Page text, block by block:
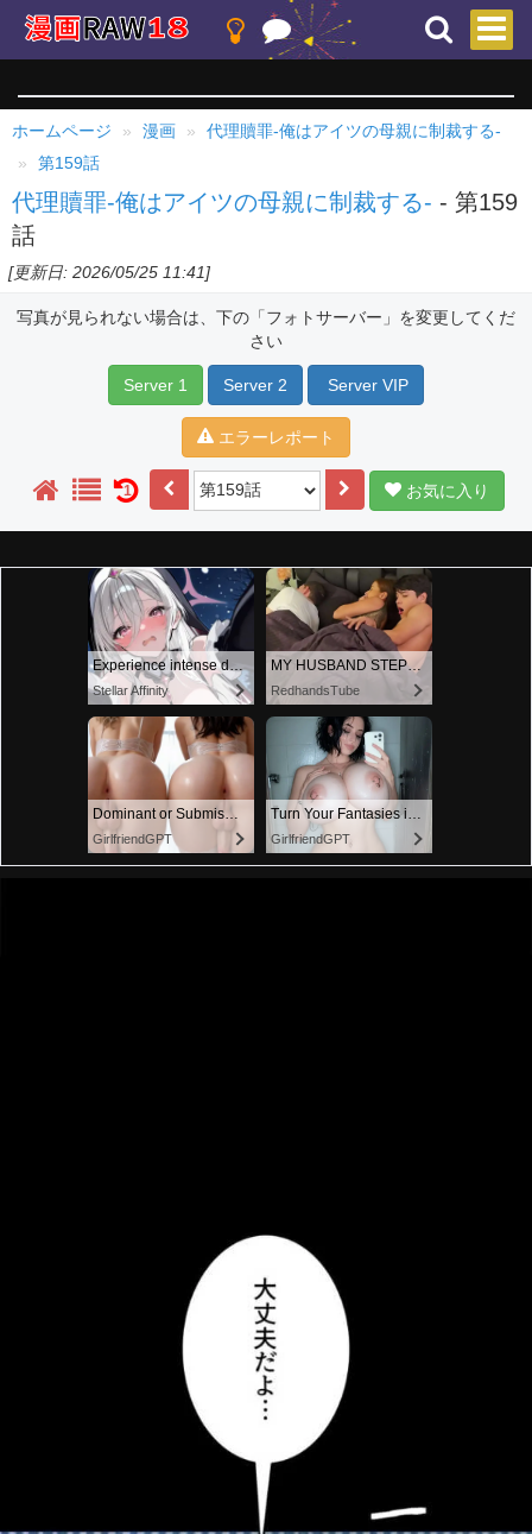
ホームページ 漫画
代理贖罪-俺はアイツの母親に制裁する-
第159話
代理贖罪-俺はアイツの母親に制裁する- - 第159
話
[更新日: 2026/05/25 11:41]
写真が見られない場合は、下の「フォトサーバー」を変更してくだ
さい
Server 1 Server 2 Server VIP
エラーレポート
1 お気に入り